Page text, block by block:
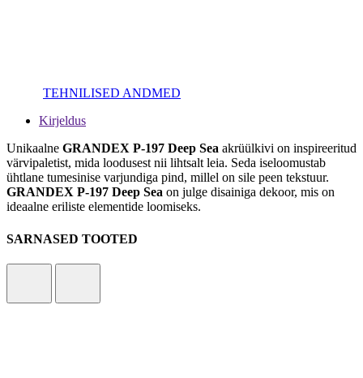
TEHNILISED ANDMED
Kirjeldus
Unikaalne GRANDEX P-197 Deep Sea akrüülkivi on inspireeritud
värvipaletist, mida loodusest nii lihtsalt leia. Seda iseloomustab
ühtlane tumesinise varjundiga pind, millel on sile peen tekstuur.
GRANDEX P-197 Deep Sea on julge disainiga dekoor, mis on
ideaalne eriliste elementide loomiseks.
SARNASED TOOTED